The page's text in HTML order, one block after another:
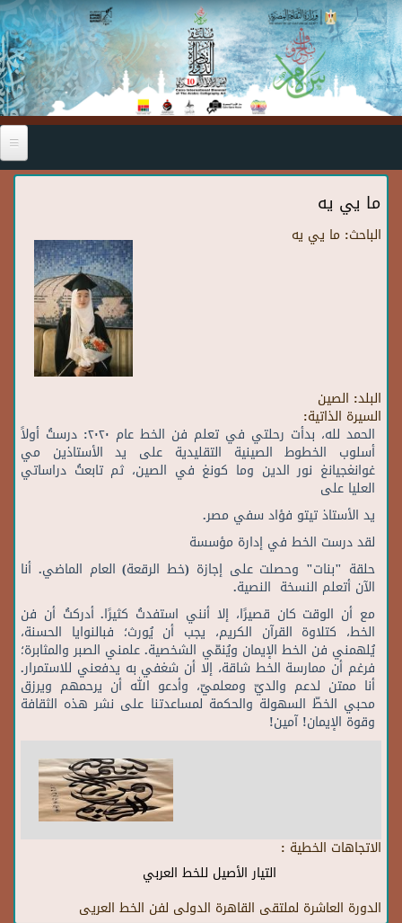
Skip to main content
ما يي يه
الباحث: ما يي يه
البلد: الصين
السيرة الذاتية:
الحمد لله، بدأت رحلتي في تعلم فن الخط عام ٢٠٢٠: درستُ أولاً
أسلوب الخطوط الصينية التقليدية على يد الأستاذين مي
غوانغجيانغ نور الدين وما كونغ في الصين، ثم تابعتُ دراساتي
العليا على
يد الأستاذ تيتو فؤاد سفي مصر.
لقد درست الخط في إدارة مؤسسة
حلقة "بنات" وحصلت على إجازة (خط الرقعة) العام الماضي. أنا
الآن أتعلم النسخة النصية.
مع أن الوقت كان قصيرًا، إلا أنني استفدتُ كثيرًا. أدركتُ أن فن
الخط، كتلاوة القرآن الكريم، يجب أن يُورث؛ فبالنوايا الحسنة،
يُلهمني فن الخط الإيمان ويُنمّي الشخصية. علمني الصبر والمثابرة؛
فرغم أن ممارسة الخط شاقة، إلا أن شغفي به يدفعني للاستمرار.
أنا ممتن لدعم والديّ ومعلميّ، وأدعو الله أن يرحمهم ويرزق
محبي الخطّ السهولة والحكمة لمساعدتنا على نشر هذه الثقافة
وقوة الإيمان! آمين!
الاتجاهات الخطية :
التيار الأصيل للخط العربي
الدورة العاشرة لملتقى القاهرة الدولى لفن الخط العريى